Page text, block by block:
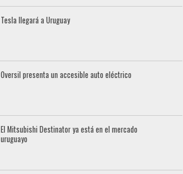
Tesla llegará a Uruguay
Oversil presenta un accesible auto eléctrico
El Mitsubishi Destinator ya está en el mercado
uruguayo